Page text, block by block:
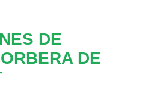
DE
DE